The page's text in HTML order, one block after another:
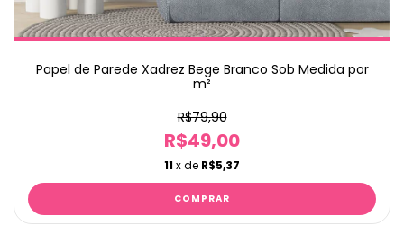
Papel de Parede Xadrez Bege Branco Sob Medida por
m²
R$79,90
R$49,00
11x de R$5,37